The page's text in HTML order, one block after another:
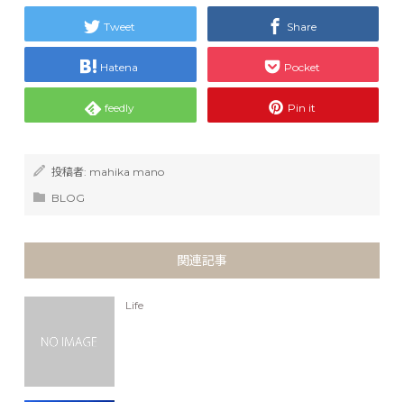
Tweet Share
Hatena Pocket
feedly Pin it
投稿者: mahika mano
BLOG
関連記事
Life